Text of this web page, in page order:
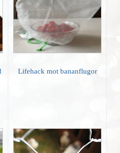
Lifehack mot bananflugor